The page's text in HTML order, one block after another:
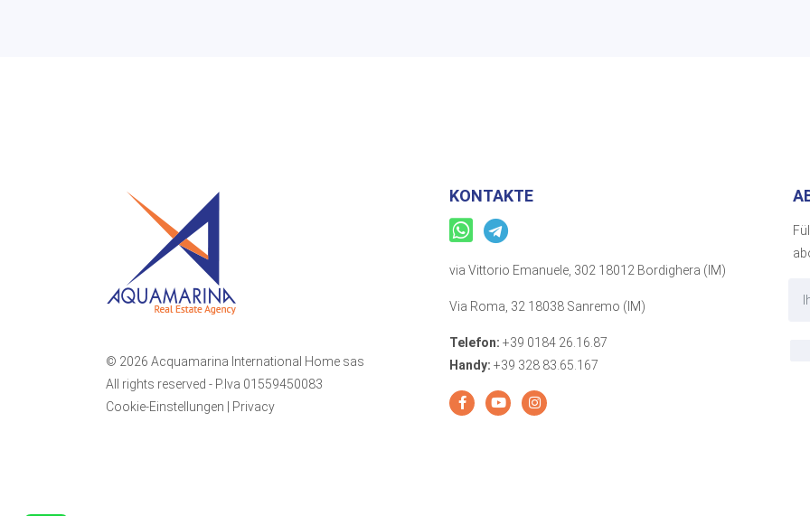
© 2026 Acquamarina International Home sas
All rights reserved - P.Iva 01559450083
Cookie-Einstellungen
Privacy
KONTAKTE
via Vittorio Emanuele, 302 18012 Bordighera (IM)
Via Roma, 32 18038 Sanremo (IM)
Telefon: +39 0184 26.16.87
Handy: +39 328 83.65.167